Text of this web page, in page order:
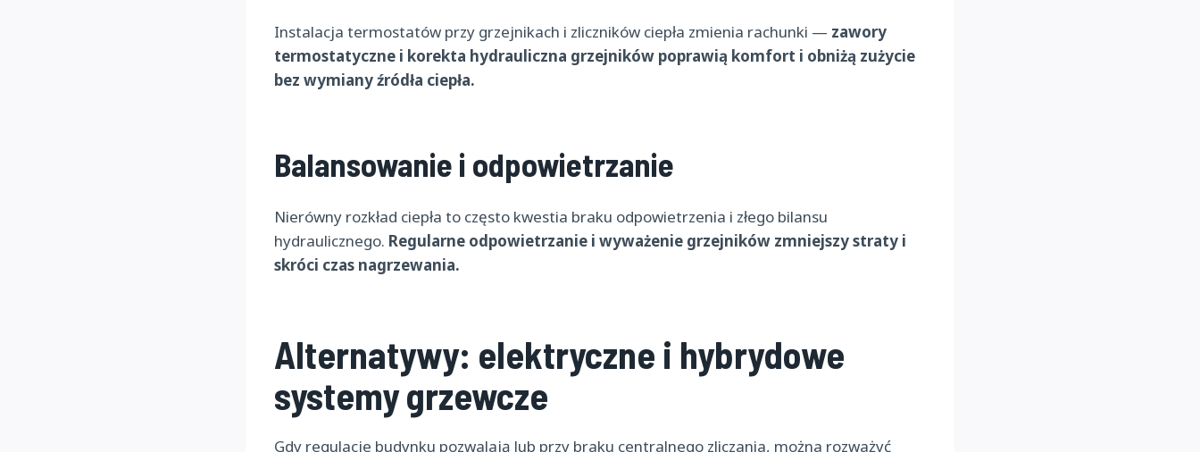
Instalacja termostatów przy grzejnikach i zliczników ciepła zmienia rachunki — zawory
termostatyczne i korekta hydrauliczna grzejników poprawią komfort i obniżą zużycie
bez wymiany źródła ciepła.
Balansowanie i odpowietrzanie
Nierówny rozkład ciepła to często kwestia braku odpowietrzenia i złego bilansu
hydraulicznego. Regularne odpowietrzanie i wyważenie grzejników zmniejszy straty i
skróci czas nagrzewania.
Alternatywy: elektryczne i hybrydowe
systemy grzewcze
Gdy regulacje budynku pozwalają lub przy braku centralnego zliczania, można rozważyć